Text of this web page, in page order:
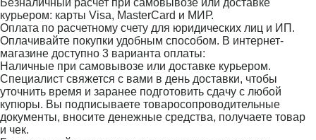
курьером: карты Visa, MasterCard и МИР.
Оплата по расчетному счету для юридических лиц и ИП.
Оплачивайте покупки удобным способом. В интернет-
магазине доступно 3 варианта оплаты:
Наличные при самовывозе или доставке курьером.
Специалист свяжется с вами в день доставки, чтобы
уточнить время и заранее подготовить сдачу с любой
купюры. Вы подписываете товаросопроводительные
документы, вносите денежные средства, получаете товар
и чек.